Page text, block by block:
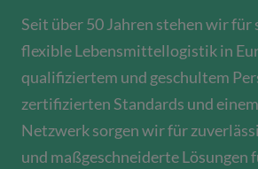
Seit über 50 Jahren stehen wir für
flexible Lebensmittellogistik in
qualifiziertem und geschultem
zertifizierten Standards und
Netzwerk sorgen wir für
und maßgeschneiderte Lösungen